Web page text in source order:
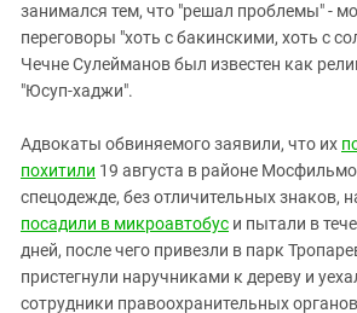
занимался тем, что "решал проблемы" -
переговоры "хоть с бакинскими, хоть с
Чечне Сулейманов был известен как
"Юсуп-хаджи".
Адвокаты обвиняемого заявили, что их
похитили 19 августа в районе
спецодежде, без отличительных знаков,
посадили в микроавтобус и пытали в
дней, после чего привезли в парк
пристегнули наручниками к дереву и
сотрудники правоохранительных